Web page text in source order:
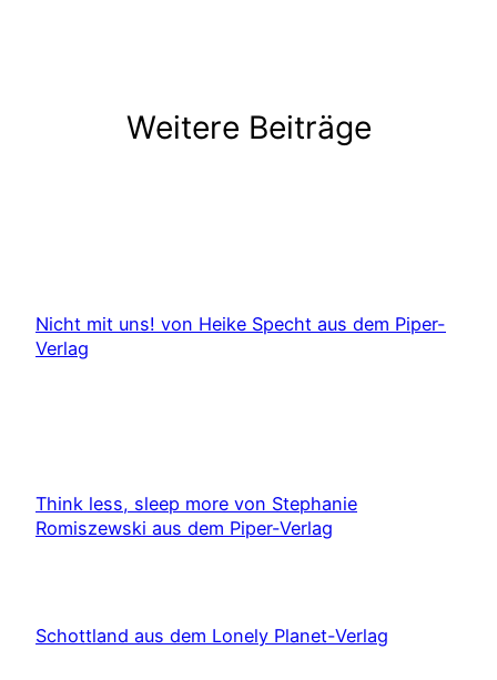
Weitere Beiträge
Nicht mit uns! von Heike Specht aus dem Piper-
Verlag
Think less, sleep more von Stephanie
Romiszewski aus dem Piper-Verlag
Schottland aus dem Lonely Planet-Verlag